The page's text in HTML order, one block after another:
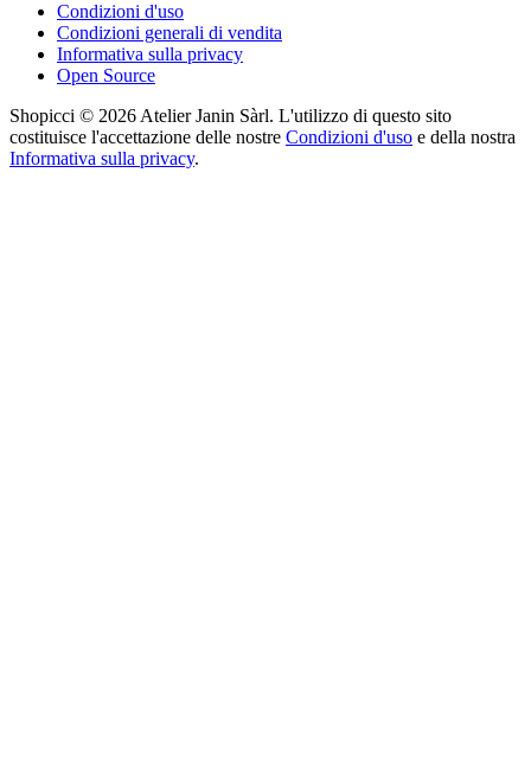
Condizioni d'uso
Condizioni generali di vendita
Informativa sulla privacy
Open Source
Shopicci © 2026 Atelier Janin Sàrl. L'utilizzo di questo sito
costituisce l'accettazione delle nostre Condizioni d'uso e della nostra
Informativa sulla privacy.